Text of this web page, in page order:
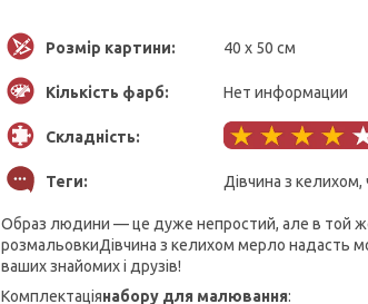
Розмір картини: 40 х 50 см
Кількість фарб: Нет информации
Складність:
Теги: Дівчина з
Образ людини — це дуже непростий, але в той
розмальовкиДівчина з келихом мерло надасть
ваших знайомих і друзів!
Комплектаціянабору для малювання: